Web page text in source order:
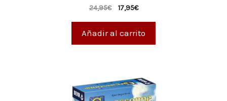
0
d
24,95€ 17,95€
Añadir al carrito